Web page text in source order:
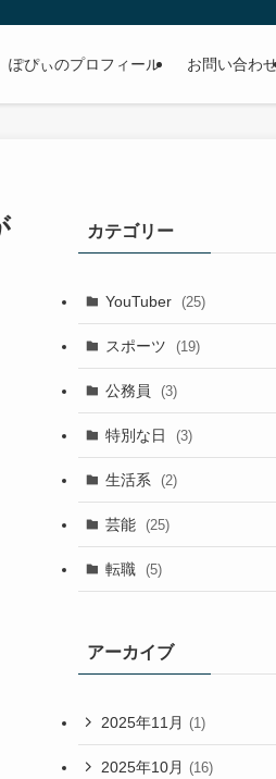
ぽぴぃのプロフィール お問い合わ
カテゴリー
YouTuber (25)
スポーツ (19)
公務員 (3)
特別な日 (3)
生活系 (2)
芸能 (25)
転職 (5)
アーカイブ
2025年11月 (1)
2025年10月 (16)